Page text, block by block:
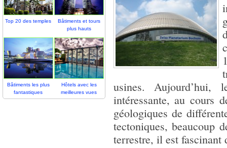
Top 20 des temples
Bâtiments et tours
plus hauts
Bâtiments les plus
fantastiques
Hôtels avec les
meilleures vues
usines. Aujourd’hui,
intéressante, au cours
géologiques de
tectoniques, beaucoup
terrestre, il est fascinant